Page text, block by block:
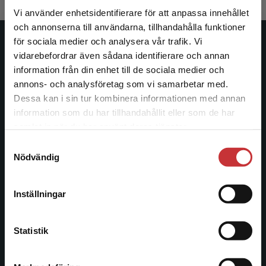
Vi använder enhetsidentifierare för att anpassa innehållet
och annonserna till användarna, tillhandahålla funktioner
för sociala medier och analysera vår trafik. Vi
vidarebefordrar även sådana identifierare och annan
information från din enhet till de sociala medier och
annons- och analysföretag som vi samarbetar med.
Dessa kan i sin tur kombinera informationen med annan
information som du har tillhandahållit eller som de har
Nödvändig
Inställningar
Statistik
Begränsad fraktregion
Det verkar som att du besöker
studentlitteratur.se via en enhet utanför Sverige.
Vi erbjuder inte leveranser utanför Sverige. För
att kunna slutföra ett köp måste
Studentlitteratur
ledande utbildningsförlag. Med läromedel, kurslitteratur,
facklitteratur, utbildningar och digitala
Kontakta oss